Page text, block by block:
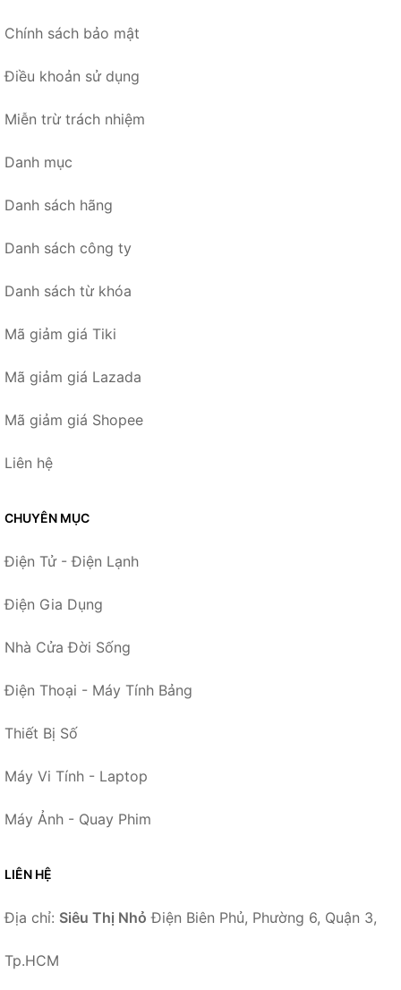
Chính sách bảo mật
Điều khoản sử dụng
Miễn trừ trách nhiệm
Danh mục
Danh sách hãng
Danh sách công ty
Danh sách từ khóa
Mã giảm giá Tiki
Mã giảm giá Lazada
Mã giảm giá Shopee
Liên hệ
CHUYÊN MỤC
Điện Tử - Điện Lạnh
Điện Gia Dụng
Nhà Cửa Đời Sống
Điện Thoại - Máy Tính Bảng
Thiết Bị Số
Máy Vi Tính - Laptop
Máy Ảnh - Quay Phim
LIÊN HỆ
Địa chỉ: Siêu Thị Nhỏ Điện Biên Phủ, Phường 6, Quận 3,
Tp.HCM